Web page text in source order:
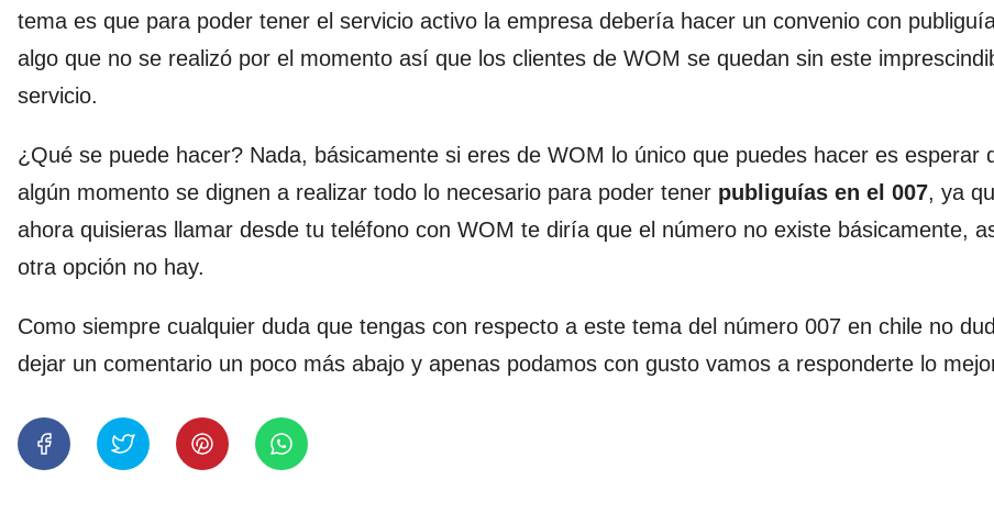
tema es que para poder tener el servicio activo la empresa debería hacer un convenio con
algo que no se realizó por el momento así que los clientes de WOM se quedan sin este
servicio.
¿Qué se puede hacer? Nada, básicamente si eres de WOM lo único que puedes hacer es esperar
algún momento se dignen a realizar todo lo necesario para poder tener publiguías en el 007, ya
ahora quisieras llamar desde tu teléfono con WOM te diría que el número no existe básicamente,
otra opción no hay.
Como siempre cualquier duda que tengas con respecto a este tema del número 007 en chile no
dejar un comentario un poco más abajo y apenas podamos con gusto vamos a responderte lo